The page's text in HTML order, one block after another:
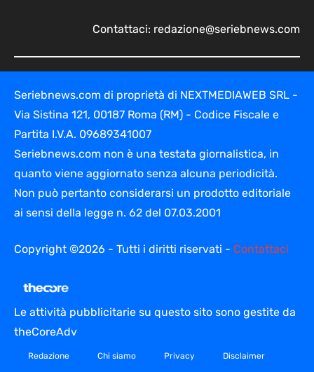
Contattaci: redazione@seriebnews.com
Seriebnews.com di proprietà di NEXTMEDIAWEB SRL -
Via Sistina 121, 00187 Roma (RM) - Codice Fiscale e
Partita I.V.A. 09689341007
Seriebnews.com non è una testata giornalistica, in
quanto viene aggiornato senza alcuna periodicità.
Non può pertanto considerarsi un prodotto editoriale
ai sensi della legge n. 62 del 07.03.2001
Copyright ©2026 - Tutti i diritti riservati - Contattaci
Le attività pubblicitarie su questo sito sono gestite da
theCoreAdv
Redazione Chi siamo Privacy Disclaimer